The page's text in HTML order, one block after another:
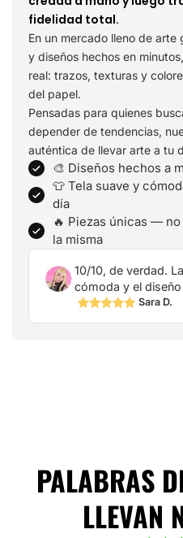
fidelidad total.
En un mercado lleno de
y diseños hechos en
real: trazos, texturas y
del papel.
Pensadas para quienes
depender de tendencias,
auténtica de llevar arte a tu
🎨 Diseños hechos a
👕 Tela suave y
día
🔥 Piezas únicas —
la misma
10/10, de verdad.
cómoda y el
Sara D.
PALABRAS
LLEVAN